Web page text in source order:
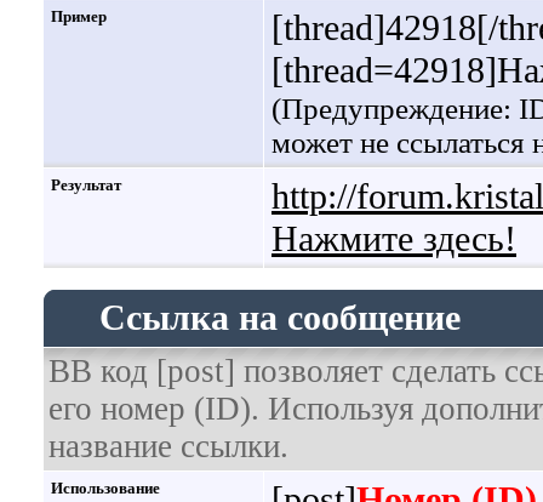
Пример
[thread]42918[/
(Предупреждение:
может не
Результат
http://
Нажмите здесь!
Ссылка на сообщение
BB код [post] позволяет сделать
его номер (ID). Используя
название ссылки.
Использование